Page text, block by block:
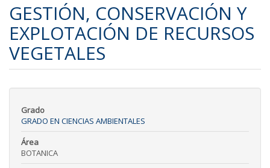
GESTIÓN, CONSERVACIÓN Y
EXPLOTACIÓN DE RECURSOS
VEGETALES
Grado
GRADO EN CIENCIAS AMBIENTALES
Área
BOTANICA